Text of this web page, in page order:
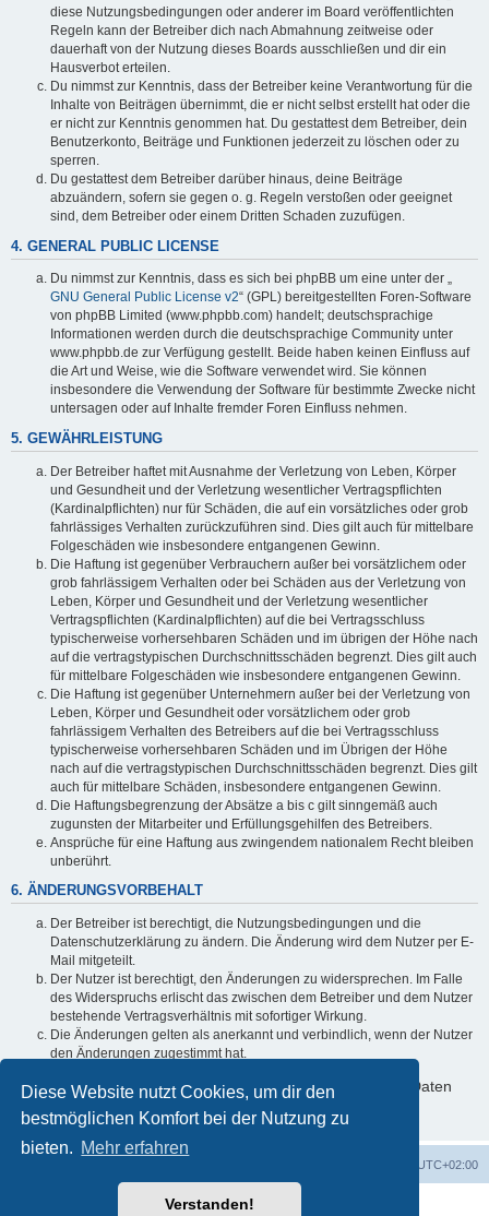
Diese Website nutzt Cookies, um dir den
bestmöglichen Komfort bei der Nutzung zu
bieten. Mehr erfahren
Verstanden!
diese Nutzungsbedingungen oder anderer im Board veröffentlichten
Regeln kann der Betreiber dich nach Abmahnung zeitweise oder
dauerhaft von der Nutzung dieses Boards ausschließen und dir ein
Hausverbot erteilen.
Du nimmst zur Kenntnis, dass der Betreiber keine Verantwortung für die
Inhalte von Beiträgen übernimmt, die er nicht selbst erstellt hat oder die
er nicht zur Kenntnis genommen hat. Du gestattest dem Betreiber, dein
Benutzerkonto, Beiträge und Funktionen jederzeit zu löschen oder zu
sperren.
Du gestattest dem Betreiber darüber hinaus, deine Beiträge
abzuändern, sofern sie gegen o. g. Regeln verstoßen oder geeignet
sind, dem Betreiber oder einem Dritten Schaden zuzufügen.
4. GENERAL PUBLIC LICENSE
Du nimmst zur Kenntnis, dass es sich bei phpBB um eine unter der „
GNU General Public License v2“ (GPL) bereitgestellten Foren-Software
von phpBB Limited (www.phpbb.com) handelt; deutschsprachige
Informationen werden durch die deutschsprachige Community unter
www.phpbb.de zur Verfügung gestellt. Beide haben keinen Einfluss auf
die Art und Weise, wie die Software verwendet wird. Sie können
insbesondere die Verwendung der Software für bestimmte Zwecke nicht
untersagen oder auf Inhalte fremder Foren Einfluss nehmen.
5. GEWÄHRLEISTUNG
Der Betreiber haftet mit Ausnahme der Verletzung von Leben, Körper
und Gesundheit und der Verletzung wesentlicher Vertragspflichten
(Kardinalpflichten) nur für Schäden, die auf ein vorsätzliches oder grob
fahrlässiges Verhalten zurückzuführen sind. Dies gilt auch für mittelbare
Folgeschäden wie insbesondere entgangenen Gewinn.
Die Haftung ist gegenüber Verbrauchern außer bei vorsätzlichem oder
grob fahrlässigem Verhalten oder bei Schäden aus der Verletzung von
Leben, Körper und Gesundheit und der Verletzung wesentlicher
Vertragspflichten (Kardinalpflichten) auf die bei Vertragsschluss
typischerweise vorhersehbaren Schäden und im übrigen der Höhe nach
auf die vertragstypischen Durchschnittsschäden begrenzt. Dies gilt auch
für mittelbare Folgeschäden wie insbesondere entgangenen Gewinn.
Die Haftung ist gegenüber Unternehmern außer bei der Verletzung von
Leben, Körper und Gesundheit oder vorsätzlichem oder grob
fahrlässigem Verhalten des Betreibers auf die bei Vertragsschluss
typischerweise vorhersehbaren Schäden und im Übrigen der Höhe
nach auf die vertragstypischen Durchschnittsschäden begrenzt. Dies gilt
auch für mittelbare Schäden, insbesondere entgangenen Gewinn.
Die Haftungsbegrenzung der Absätze a bis c gilt sinngemäß auch
zugunsten der Mitarbeiter und Erfüllungsgehilfen des Betreibers.
Ansprüche für eine Haftung aus zwingendem nationalem Recht bleiben
unberührt.
6. ÄNDERUNGSVORBEHALT
Der Betreiber ist berechtigt, die Nutzungsbedingungen und die
Datenschutzerklärung zu ändern. Die Änderung wird dem Nutzer per E-
Mail mitgeteilt.
Der Nutzer ist berechtigt, den Änderungen zu widersprechen. Im Falle
des Widerspruchs erlischt das zwischen dem Betreiber und dem Nutzer
bestehende Vertragsverhältnis mit sofortiger Wirkung.
Die Änderungen gelten als anerkannt und verbindlich, wenn der Nutzer
den Änderungen zugestimmt hat.
Informationen über den Umgang mit deinen persönlichen Daten
sind in der Datenschutzerklärung enthalten.
UTC+02:00
Powered byphpBB® Forum Software © phpBB Limited